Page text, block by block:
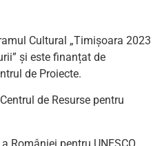
Cultural „Timișoara 2023
și este finanțat de
de Proiecte.
de Resurse pentru
României pentru UNESCO,